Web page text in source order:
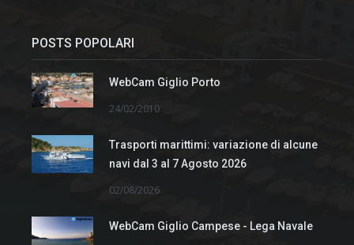
POSTS POPOLARI
WebCam Giglio Porto
24/02/2010
Trasporti marittimi: variazione di alcune
navi dal 3 al 7 Agosto 2026
02/08/2026
WebCam Giglio Campese - Lega Navale